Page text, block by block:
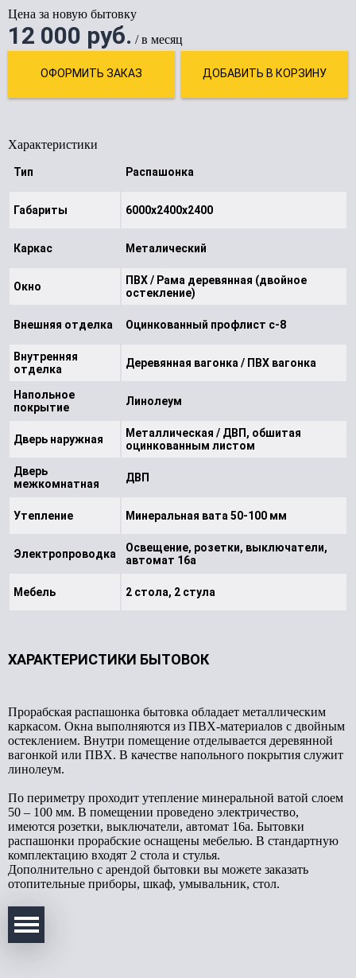
Цена за новую бытовку
12 000 руб. / в месяц
Характеристики
Тип Распашонка
Габариты 6000х2400х2400
Каркас Металический
Окно
ПВХ / Рама деревянная (двойное
остекление)
Внешняя отделка Оцинкованный профлист с-8
Внутренняя
отделка
Деревянная вагонка / ПВХ вагонка
Напольное
покрытие
Линолеум
Дверь наружная
Металлическая / ДВП, обшитая
оцинкованным листом
Дверь
межкомнатная
ДВП
Утепление Минеральная вата 50-100 мм
Электропроводка
Освещение, розетки, выключатели,
автомат 16а
Мебель 2 стола, 2 стула
ХАРАКТЕРИСТИКИ БЫТОВОК
Прорабская распашонка бытовка обладает металлическим
каркасом. Окна выполняются из ПВХ-материалов с двойным
остеклением. Внутри помещение отделывается деревянной
вагонкой или ПВХ. В качестве напольного покрытия служит
линолеум.
По периметру проходит утепление минеральной ватой слоем
50 – 100 мм. В помещении проведено электричество,
имеются розетки, выключатели, автомат 16а. Бытовки
распашонки прорабские оснащены мебелью. В стандартную
комплектацию входят 2 стола и стулья.
Дополнительно с арендой бытовки вы можете заказать
отопительные приборы, шкаф, умывальник, стол.